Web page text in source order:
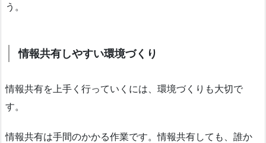
う。
情報共有しやすい環境づくり
情報共有を上手く行っていくには、環境づくりも大切で
す。
情報共有は手間のかかる作業です。情報共有しても、誰か